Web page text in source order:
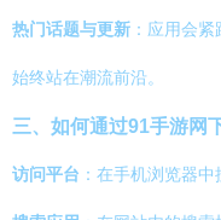
热门话题与更新 ：应用会
始终站在潮流前沿。
三、如何通过91手游网
访问平台 ：在手机浏览器中